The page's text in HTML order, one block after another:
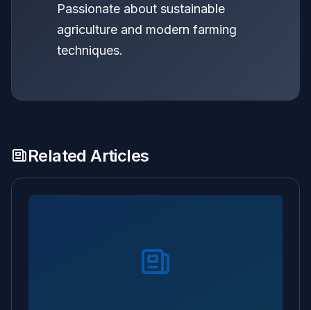
Passionate about sustainable
agriculture and modern farming
techniques.
Related Articles